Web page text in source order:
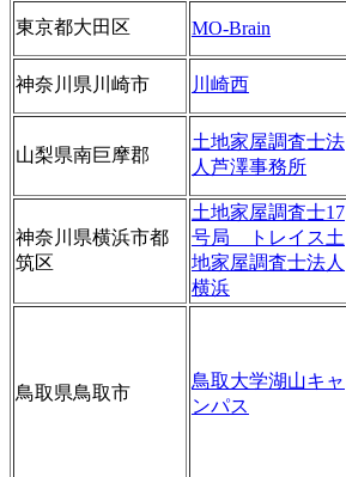
東京都大田区 MO-Brain
神奈川県川崎市 川崎西
山梨県南巨摩郡
土地家屋調査士法
人芦澤事務所
神奈川県横浜市都
筑区
土地家屋調査士17
号局 トレイス土
地家屋調査士法人
横浜
鳥取県鳥取市
鳥取大学湖山キャ
ンパス